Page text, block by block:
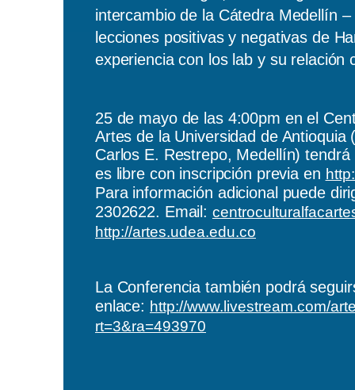
intercambio de la Cátedra Medellín
lecciones positivas y negativas de
experiencia con los lab y su relación
25 de mayo de las 4:00pm en el
Artes de la Universidad de Antioquia
Carlos E. Restrepo, Medellín)
es libre con inscripción previa en
Para información adicional puede
2302622. Email:
http://artes.udea.edu.co
La Conferencia también podrá
enlace: http://www.livestream.com/
rt=3&ra=493970